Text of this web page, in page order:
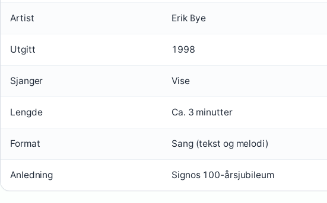
Artist Erik Bye
Utgitt 1998
Sjanger Vise
Lengde Ca. 3 minutter
Format Sang (tekst og melodi)
Anledning Signos 100-årsjubileum